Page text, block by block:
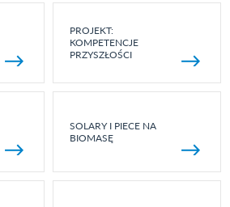
PROJEKT:
KOMPETENCJE
PRZYSZŁOŚCI
SOLARY I PIECE NA
BIOMASĘ